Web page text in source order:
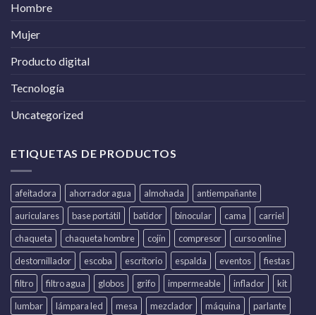
Hombre
Mujer
Producto digital
Tecnología
Uncategorized
ETIQUETAS DE PRODUCTOS
afeitadora ahorrador agua almohada
antiempañante
auriculares
base portátil batidor binocular cama
carriel
chaqueta
chaqueta hombre cojín compresor
curso online
destornillador
escoba escritorio espalda eventos
fiestas
filtro
filtro agua globos grifo impermeable inflador
kit
lumbar
lámpara led mesa mezclador máquina parlante